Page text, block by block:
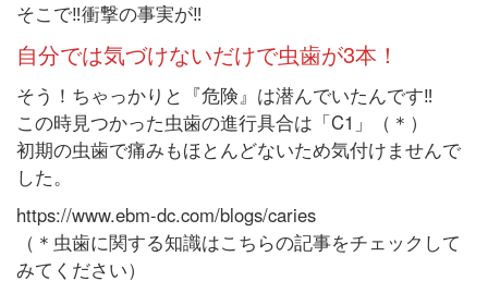
そこで‼︎衝撃の事実が‼︎
自分では気づけないだけで虫歯が3本！
そう！ちゃっかりと『危険』は潜んでいたんです‼︎
この時見つかった虫歯の進行具合は「C1」（＊）
初期の虫歯で痛みもほとんどないため気付けませんで
した。
https://www.ebm-dc.com/blogs/caries
（＊虫歯に関する知識はこちらの記事をチェックして
みてください）